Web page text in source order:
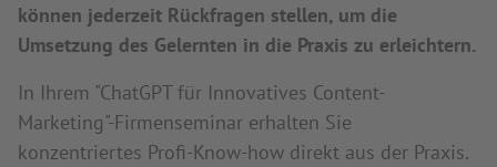
können jederzeit Rückfragen stellen, um die
Umsetzung des Gelernten in die Praxis zu erleichtern.
In Ihrem "ChatGPT für Innovatives Content-
Marketing"-Firmenseminar erhalten Sie
konzentriertes Profi-Know-how direkt aus der Praxis.